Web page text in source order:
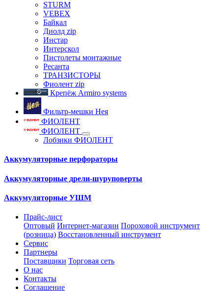
STURM
VEBEX
Байкал
Диолд zip
Инстар
Интерскол
Пистолеты монтажные
Ресанта
ТРАНЗИСТОРЫ
Фиолент zip
Крепёж Armiro systems
Фильтр-мешки Нея
ФИОЛЕНТ
ФИОЛЕНТ
Лобзики ФИОЛЕНТ
Аккумуляторные перфораторы
Аккумуляторные дрели-шуруповерты
Аккумуляторные УШМ
Прайс-лист
Оптовый Интернет-магазин Пороховой инструмент
(розница) Восстановленный инструмент
Сервис
Партнеры
Поставщики Торговая сеть
О нас
Контакты
Соглашение